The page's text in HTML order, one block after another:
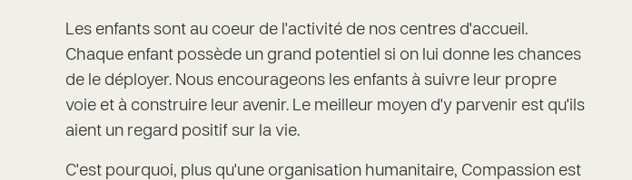
Les enfants sont au coeur de l'activité de nos centres d'accueil.
Chaque enfant possède un grand potentiel si on lui donne les chances
de le déployer. Nous encourageons les enfants à suivre leur propre
voie et à construire leur avenir. Le meilleur moyen d'y parvenir est qu'ils
aient un regard positif sur la vie.
C'est pourquoi, plus qu'une organisation humanitaire, Compassion est